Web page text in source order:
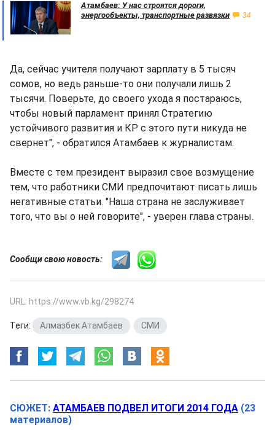
Атамбаев: У нас строятся дороги,
энергообъекты, транспортные развязки
34
Да, сейчас учителя получают зарплату в 5 тысяч
сомов, но ведь раньше-то они получали лишь 2
тысячи. Поверьте, до своего ухода я постараюсь,
чтобы новый парламент принял Стратегию
устойчивого развития и КР с этого пути никуда не
свернет", - обратился Атамбаев к журналистам.
Вместе с тем президент выразил свое возмущение
тем, что работники СМИ предпочитают писать лишь
негативные статьи. "Наша страна не заслуживает
того, что вы о ней говорите", - уверен глава страны.
Сообщи свою новость:
URL: https://www.vb.kg/298274
Теги: Алмазбек Атамбаев СМИ
СЮЖЕТ: АТАМБАЕВ ПОДВЕЛ ИТОГИ 2014 ГОДА (23
материалов)